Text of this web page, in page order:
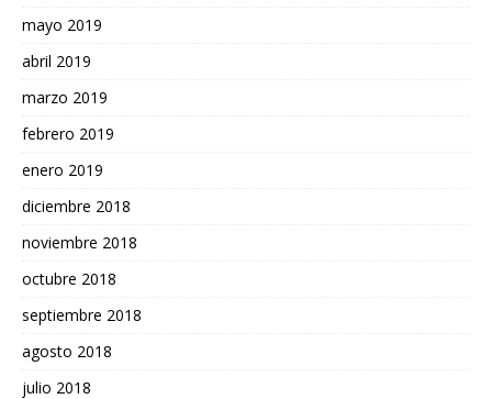
mayo 2019
abril 2019
marzo 2019
febrero 2019
enero 2019
diciembre 2018
noviembre 2018
octubre 2018
septiembre 2018
agosto 2018
julio 2018